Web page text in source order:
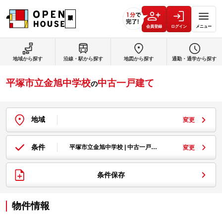
会員登録 ログイン メニュー
平塚市立金旭中学校の中古一戸建て
地域 変更
条件 平塚市立金旭中学校 | 中古一戸… 変更
条件保存
物件情報
地域から探す 沿線・駅から探す 地図から探す 通勤・通学から探す